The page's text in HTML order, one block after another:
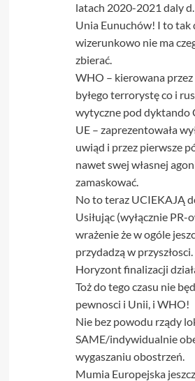
latach 2020-2021 daly
Unia Eunuchów! I to tak
wizerunkowo nie ma
zbierać.
WHO – kierowana
byłego terrorystę co i
wytyczne pod dyktando
UE – zaprezentowała
uwiąd i przez pierwsze
nawet swej własnej
zamaskować.
No to teraz UCIEKAJĄ
Usiłując (wyłącznie PR-
wrażenie że w ogóle
przydadzą w przyszłosci.
Horyzont finalizacji
Toż do tego czasu nie
pewnosci i Unii, i WHO!
Nie bez powodu rządy
SAME/indywidualnie
wygaszaniu obostrzeń.
Mumia Europejska